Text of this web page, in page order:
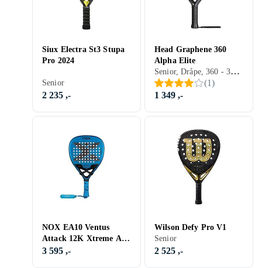
Siux Electra St3 Stupa
Pro 2024
Senior
2 235 ,-
Head Graphene 360
Alpha Elite
Senior, Dråpe, 360 - 380 g
(1)
1 349 ,-
NOX EA10 Ventus
Attack 12K Xtreme Av
Edu Alonso 2026
3 595 ,-
Wilson Defy Pro V1
Senior
2 525 ,-